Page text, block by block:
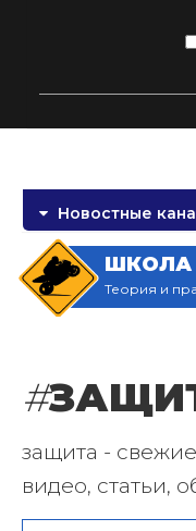
Новостные
ШКОЛА
Теория и
#
защита -
видео, статьи,